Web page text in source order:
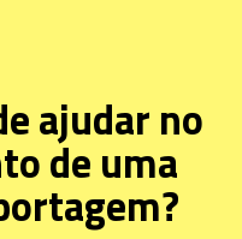
ajudar no
de uma